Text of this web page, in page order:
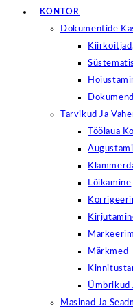
KONTOR
Dokumentide
Tarvikud Ja
Töölaua
Lõikamine
Märkmed
Ümbrikud
Masinad Ja